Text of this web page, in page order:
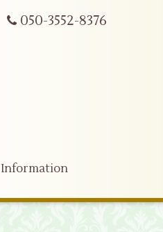
050-3552-8376
Information